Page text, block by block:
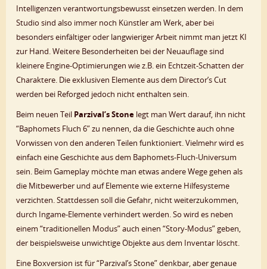
Intelligenzen verantwortungsbewusst einsetzen werden. In dem
Studio sind also immer noch Künstler am Werk, aber bei
besonders einfältiger oder langwieriger Arbeit nimmt man jetzt KI
zur Hand. Weitere Besonderheiten bei der Neuauflage sind
kleinere Engine-Optimierungen wie z.B. ein Echtzeit-Schatten der
Charaktere. Die exklusiven Elemente aus dem Director’s Cut
werden bei Reforged jedoch nicht enthalten sein.
Beim neuen Teil Parzival’s Stone legt man Wert darauf, ihn nicht
“Baphomets Fluch 6” zu nennen, da die Geschichte auch ohne
Vorwissen von den anderen Teilen funktioniert. Vielmehr wird es
einfach eine Geschichte aus dem Baphomets-Fluch-Universum
sein. Beim Gameplay möchte man etwas andere Wege gehen als
die Mitbewerber und auf Elemente wie externe Hilfesysteme
verzichten. Stattdessen soll die Gefahr, nicht weiterzukommen,
durch Ingame-Elemente verhindert werden. So wird es neben
einem “traditionellen Modus” auch einen “Story-Modus” geben,
der beispielsweise unwichtige Objekte aus dem Inventar löscht.
Eine Boxversion ist für “Parzival’s Stone” denkbar, aber genaue